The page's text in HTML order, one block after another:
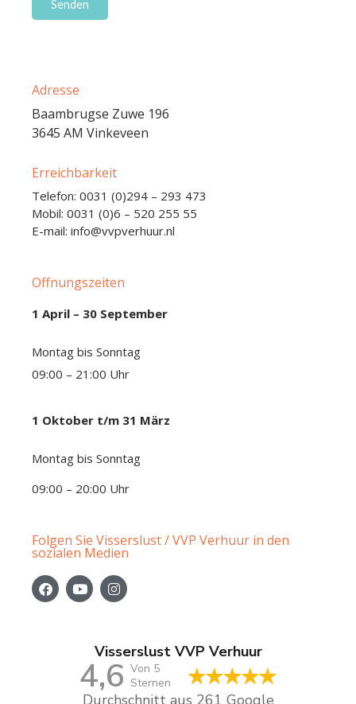
Adresse
Baambrugse Zuwe 196
3645 AM Vinkeveen
Erreichbarkeit
Telefon: 0031 (0)294 – 293 473
Mobil: 0031 (0)6 – 520 255 55
E-mail: info@vvpverhuur.nl
Offnungszeiten
1 April – 30 September
Montag bis Sonntag
09:00 – 21:00 Uhr
1 Oktober t/m 31 März
Montag bis Sonntag
09:00 – 20:00 Uhr
Folgen Sie Visserslust / VVP Verhuur in den
sozialen Medien
Visserslust VVP Verhuur
4,6 Von 5
Sternen
Durchschnitt aus 261 Google